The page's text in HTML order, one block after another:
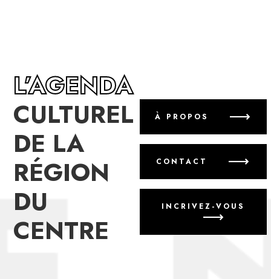
L’AGENDA
CULTUREL
DE LA
RÉGION
DU
CENTRE
À PROPOS
CONTACT
INCRIVEZ-VOUS